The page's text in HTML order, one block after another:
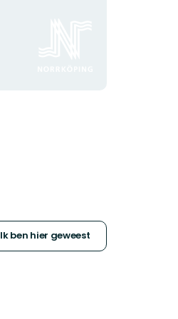
Ik ben hier geweest